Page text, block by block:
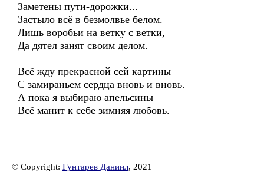
Заметены пути-дорожки...
Застыло всё в безмолвье белом.
Лишь воробьи на ветку с ветки,
Да дятел занят своим делом.
Всё жду прекрасной сей картины
С замираньем сердца вновь и вновь.
А пока я выбираю апельсины
Всё манит к себе зимняя любовь.
© Copyright: Гунтарев Даниил, 2021